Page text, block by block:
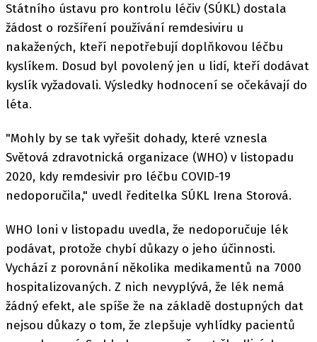
Státního ústavu pro kontrolu léčiv (SÚKL) dostala
žádost o rozšíření používání remdesiviru u
nakažených, kteří nepotřebují doplňkovou léčbu
kyslíkem. Dosud byl povolený jen u lidí, kteří dodávat
kyslík vyžadovali. Výsledky hodnocení se očekávají do
léta.
"Mohly by se tak vyřešit dohady, které vznesla
Světová zdravotnická organizace (WHO) v listopadu
2020, kdy remdesivir pro léčbu COVID-19
nedoporučila," uvedl ředitelka SÚKL Irena Storová.
WHO loni v listopadu uvedla, že nedoporučuje lék
podávat, protože chybí důkazy o jeho účinnosti.
Vychází z porovnání několika medikamentů na 7000
hospitalizovaných. Z nich nevyplývá, že lék nemá
žádný efekt, ale spíše že na základě dostupných dat
nejsou důkazy o tom, že zlepšuje vyhlídky pacientů